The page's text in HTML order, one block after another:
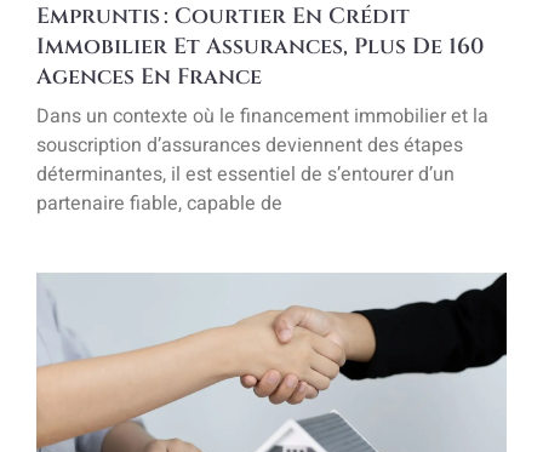
Empruntis : Courtier En Crédit
Immobilier Et Assurances, Plus De 160
Agences En France
Dans un contexte où le financement immobilier et la
souscription d’assurances deviennent des étapes
déterminantes, il est essentiel de s’entourer d’un
partenaire fiable, capable de